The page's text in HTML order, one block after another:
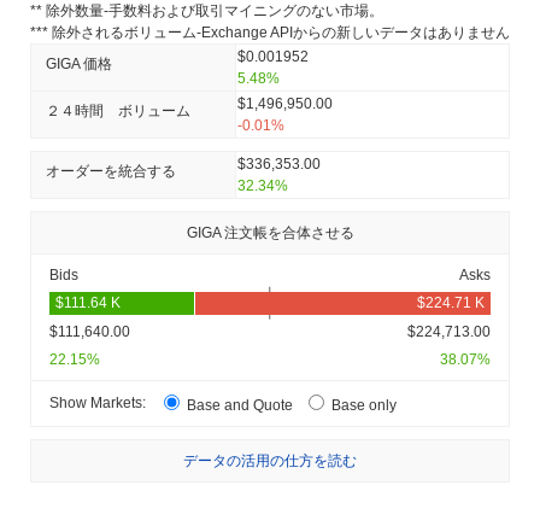
** 除外数量-手数料および取引マイニングのない市場。
*** 除外されるボリューム-Exchange APIからの新しいデータはありません
GIGA 価格
$0.001952
5.48%
２４時間 ボリューム
$1,496,950.00
-0.01%
オーダーを統合する
$336,353.00
32.34%
GIGA 注文帳を合体させる
Bids Asks
$111,640.00
$224,713.00
22.15%
38.07%
Show Markets: Base and Quote Base only
データの活用の仕方を読む